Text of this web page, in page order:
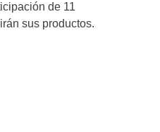
de 11
sus productos.